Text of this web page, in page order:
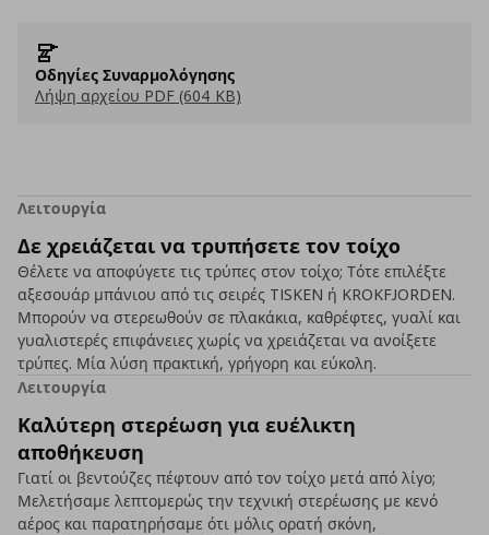
Οδηγίες Συναρμολόγησης
Λήψη αρχείου PDF (604 KB)
Λειτουργία
Δε χρειάζεται να τρυπήσετε τον τοίχο
Θέλετε να αποφύγετε τις τρύπες στον τοίχο; Τότε επιλέξτε
αξεσουάρ μπάνιου από τις σειρές TISKEN ή KROKFJORDEN.
Μπορούν να στερεωθούν σε πλακάκια, καθρέφτες, γυαλί και
γυαλιστερές επιφάνειες χωρίς να χρειάζεται να ανοίξετε
τρύπες. Μία λύση πρακτική, γρήγορη και εύκολη.
Λειτουργία
Καλύτερη στερέωση για ευέλικτη
αποθήκευση
Γιατί οι βεντούζες πέφτουν από τον τοίχο μετά από λίγο;
Μελετήσαμε λεπτομερώς την τεχνική στερέωσης με κενό
αέρος και παρατηρήσαμε ότι μόλις ορατή σκόνη,